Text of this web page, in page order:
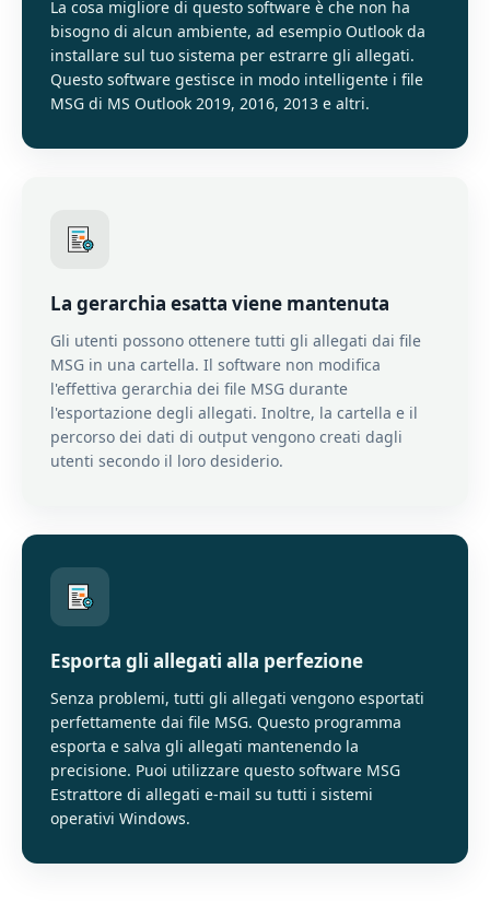
La cosa migliore di questo software è che non ha
bisogno di alcun ambiente, ad esempio Outlook da
installare sul tuo sistema per estrarre gli allegati.
Questo software gestisce in modo intelligente i file
MSG di MS Outlook 2019, 2016, 2013 e altri.
La gerarchia esatta viene mantenuta
Gli utenti possono ottenere tutti gli allegati dai file
MSG in una cartella. Il software non modifica
l'effettiva gerarchia dei file MSG durante
l'esportazione degli allegati. Inoltre, la cartella e il
percorso dei dati di output vengono creati dagli
utenti secondo il loro desiderio.
Esporta gli allegati alla perfezione
Senza problemi, tutti gli allegati vengono esportati
perfettamente dai file MSG. Questo programma
esporta e salva gli allegati mantenendo la
precisione. Puoi utilizzare questo software MSG
Estrattore di allegati e-mail su tutti i sistemi
operativi Windows.